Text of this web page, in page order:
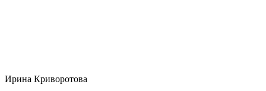
Ирина Криворотова